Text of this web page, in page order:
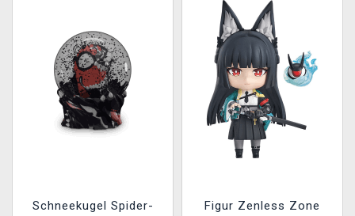
Schneekugel Spider-
Figur Zenless Zone